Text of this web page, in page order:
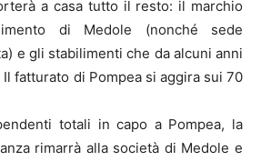
a casa tutto il resto: il marchio
di Medole (nonché sede
e gli stabilimenti che da alcuni anni
fatturato di Pompea si aggira sui 70
totali in capo a Pompea, la
rimarrà alla società di Medole e